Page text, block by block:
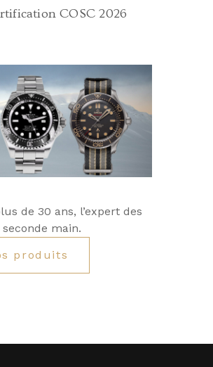
COSC 2026
de 30 ans, l’expert des
main.
produits